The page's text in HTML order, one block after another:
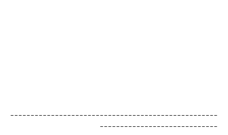
---------------------------------------------------
-----------------------------